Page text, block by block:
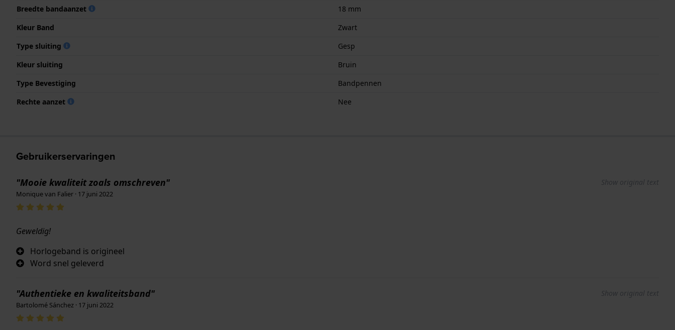
Breedte bandaanzet
18 mm
Kleur Band
Zwart
Type sluiting
Gesp
Kleur sluiting
Bruin
Type Bevestiging
Bandpennen
Rechte aanzet
Nee
Gebruikerservaringen
"Mooie kwaliteit zoals omschreven" Show original text
Monique van Falier · 17 juni 2022
Geweldig!
Horlogeband is origineel
Word snel geleverd
"Authentieke en kwaliteitsband" Show original text
Bartolomé Sánchez · 17 juni 2022